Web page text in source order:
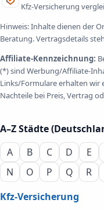
Kfz-Versicherung
Hinweis: Inhalte dienen der
Beratung. Vertragsdetails
Affiliate-Kennzeichnung:
(*) sind Werbung/Affiliate-
Links/Formulare erhalten wir
Nachteile bei Preis, Vertrag
A–Z Städte
A
B C D E
N
O P Q R
Kfz-Versicherung